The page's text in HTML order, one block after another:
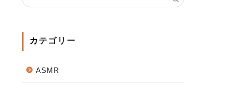
カテゴリー
ASMR